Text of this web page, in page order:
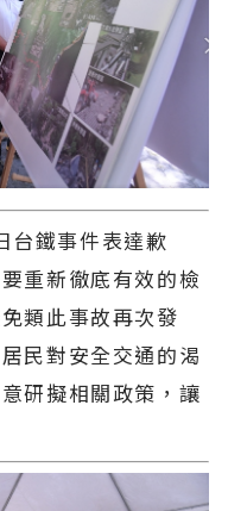
鐵事件表達歉
重新徹底有效的檢
類此事故再次發
民對安全交通的渴
研擬相關政策，讓